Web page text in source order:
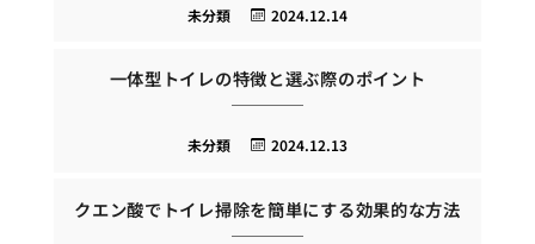
2024.12.14
未分類
一体型トイレの特徴と選ぶ際のポイント
2024.12.13
未分類
クエン酸でトイレ掃除を簡単にする効果的な方法